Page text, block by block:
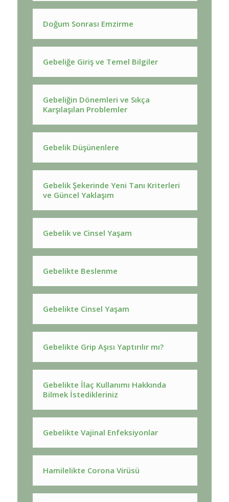
Doğum Sonrası Emzirme
Gebeliğe Giriş ve Temel Bilgiler
Gebeliğin Dönemleri ve Sıkça
Karşılaşılan Problemler
Gebelik Düşünenlere
Gebelik Şekerinde Yeni Tanı Kriterleri
ve Güncel Yaklaşım
Gebelik ve Cinsel Yaşam
Gebelikte Beslenme
Gebelikte Cinsel Yaşam
Gebelikte Grip Aşısı Yaptırılır mı?
Gebelikte İlaç Kullanımı Hakkında
Bilmek İstedikleriniz
Gebelikte Vajinal Enfeksiyonlar
Hamilelikte Corona Virüsü